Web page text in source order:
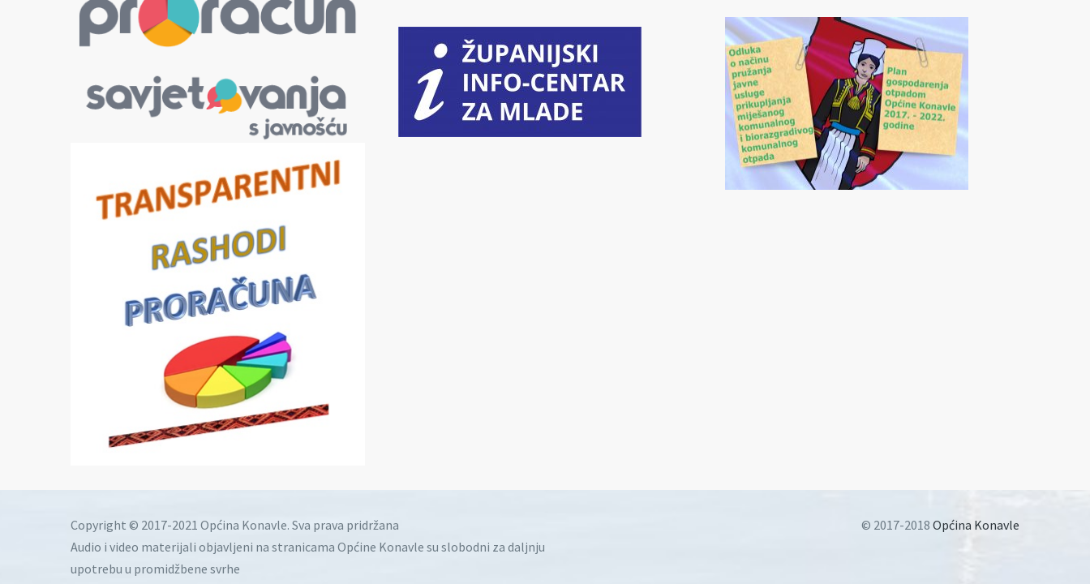
Copyright © 2017-2021 Općina Konavle. Sva prava pridržana
Audio i video materijali objavljeni na stranicama Općine Konavle su slobodni za daljnju
upotrebu u promidžbene svrhe
© 2017-2018 Općina Konavle